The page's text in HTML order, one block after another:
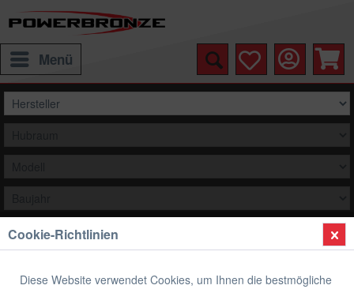
Menü
Auswählen
Übersicht Yamaha
Cookie-Richtlinien
Diese Website verwendet Cookies, um Ihnen die bestmögliche